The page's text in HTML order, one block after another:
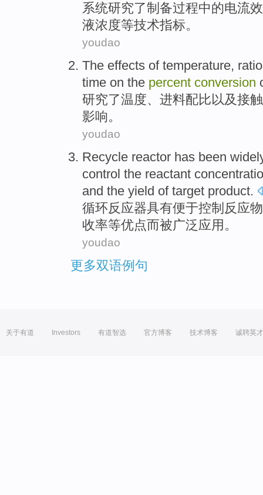
系统研究了制备过程中的电流
液浓度等技术指标。
youdao
The effects of temperature, ratio
time on the percent conversion
研究了温度、 进料配比以及接触
影响。
youdao
Recycle reactor has been
control the reactant
and the yield of target product.
循环反应器具有便于控制 反应物
收率等优点而被广泛应用。
youdao
更多双语例句
关于有道 Investors 有道智选 官方博客 技术博客 诚聘英才